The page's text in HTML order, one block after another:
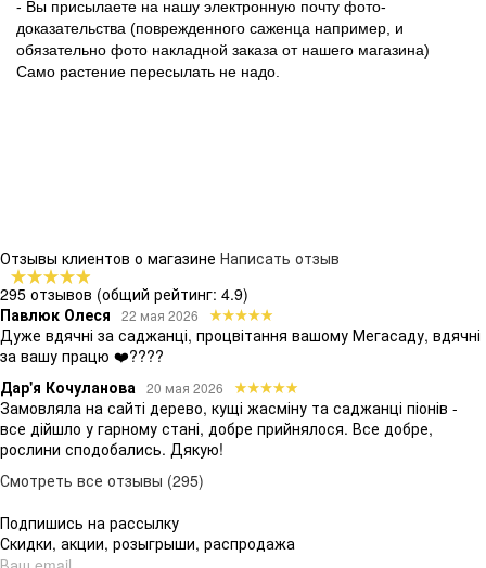
- Вы присылаете на нашу электронную почту фото-
доказательства (поврежденного саженца например, и
обязательно фото накладной заказа от нашего магазина)
Само растение пересылать не надо.
Отзывы клиентов о магазине Написать отзыв
295 отзывов (общий рейтинг: 4.9)
Павлюк Олеся
22 мая 2026
Дуже вдячні за саджанці, процвітання вашому Мегасаду, вдячні
за вашу працю ❤️????
Дар'я Кочуланова 20 мая 2026
Замовляла на сайті дерево, кущі жасміну та саджанці піонів -
все дійшло у гарному стані, добре прийнялося. Все добре,
рослини сподобались. Дякую!
Смотреть все отзывы (295)
Подпишись на рассылку
Скидки, акции, розыгрыши, распродажа